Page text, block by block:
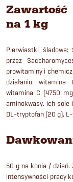
na 1 kg
Pierwiastki
przez
prowitaminy i
działaniu:
witamina C (4750
aminokwasy, ich sole
DL-tryptofan (20 g),
50 g na konia / dzień.
intensywności pracy